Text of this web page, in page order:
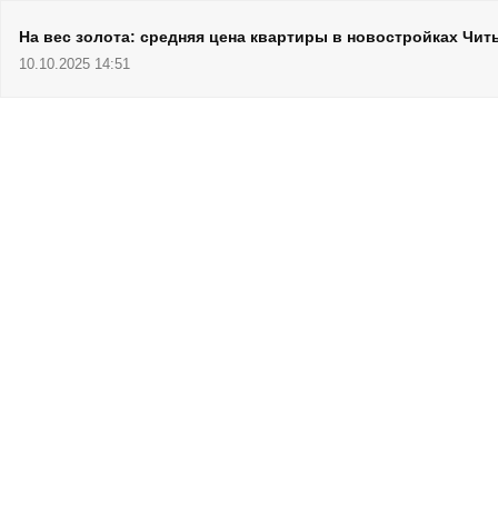
На вес золота: средняя цена квартиры в новостройках
10.10.2025 14:51